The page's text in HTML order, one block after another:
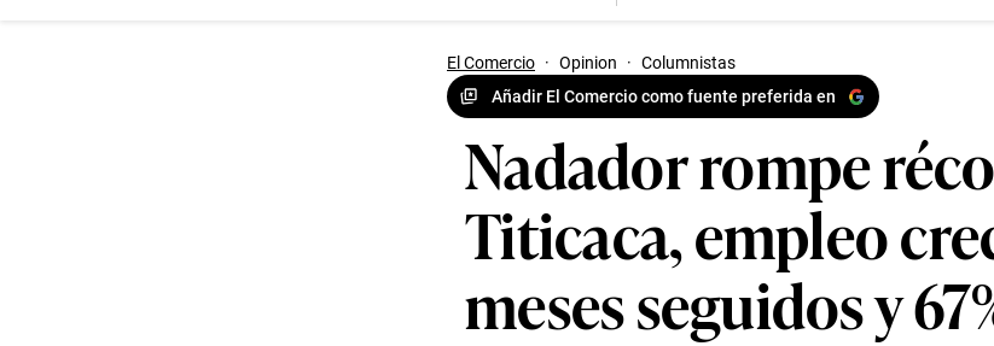
El Comercio · Opinion · Columnistas
Añadir El Comercio como fuente preferida en
Nadador rompe
Titicaca, empleo
meses seguidos y